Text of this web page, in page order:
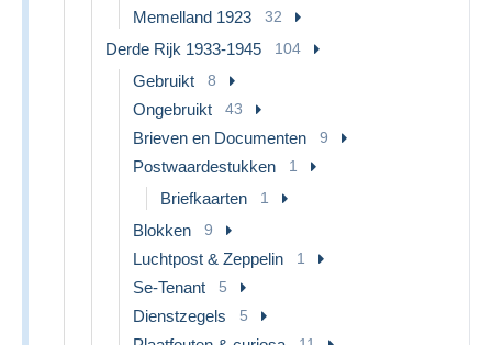
Memelland 1923 32
Derde Rijk 1933-1945 104
Gebruikt 8
Ongebruikt 43
Brieven en Documenten 9
Postwaardestukken 1
Briefkaarten 1
Blokken 9
Luchtpost & Zeppelin 1
Se-Tenant 5
Dienstzegels 5